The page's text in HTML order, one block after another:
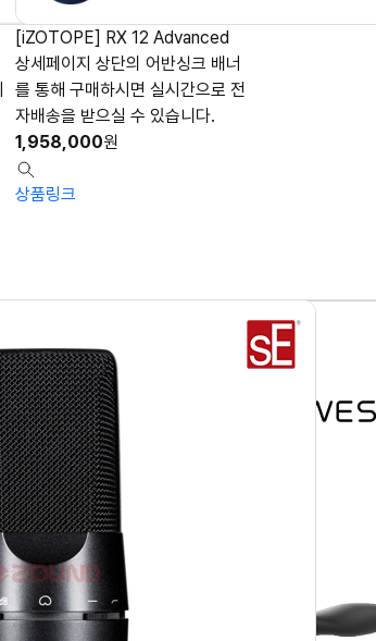
[iZOTOPE] RX 12 Advanced
상세페이지 상단의 어반싱크 배너
를 통해 구매하시면 실시간으로 전
자배송을 받으실 수 있습니다.
1,958,000원
상품링크